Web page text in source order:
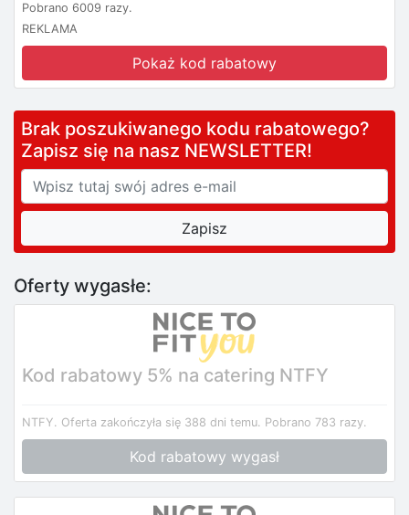
Pobrano 6009 razy.
REKLAMA
Pokaż kod rabatowy
Brak poszukiwanego kodu rabatowego?
Zapisz się na nasz NEWSLETTER!
Oferty wygasłe:
Kod rabatowy 5% na catering NTFY
NTFY. Oferta zakończyła się 388 dni temu. Pobrano 783 razy.
Kod rabatowy wygasł